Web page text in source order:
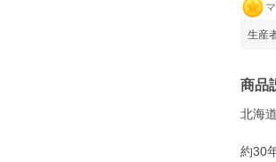
生産
商品
北海
約30